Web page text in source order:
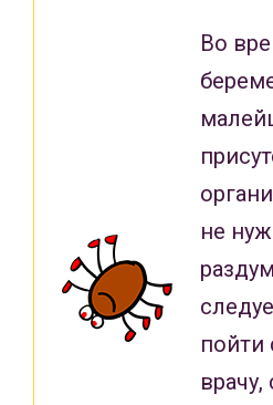
Во
не
пойти
врачу,